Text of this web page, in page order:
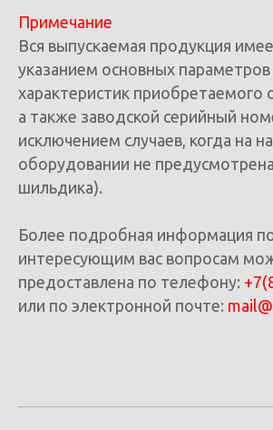
Примечание
Вся выпускаемая продукция
указанием основных параметров
характеристик приобретаемого
а также заводской серийный
исключением случаев, когда на
оборудовании не
шильдика).
Более подробная информация
интересующим вас вопросам
предоставлена по телефону:
или по электронной почте: